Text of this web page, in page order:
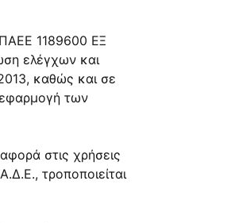
1189600 ΕΞ
ελέγχων και
, καθώς και σε
εφαρμογή των
στις χρήσεις
τροποποιείται